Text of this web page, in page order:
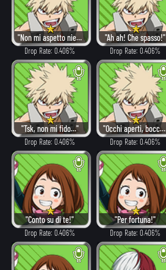
"Non mi aspetto niente da te, o quasi."
Drop Rate: 0.406%
"Ah ah! Che spasso!"
Drop Rate: 0.406%
"Tsk, non mi fido..."
Drop Rate: 0.406%
"Occhi aperti, bocca chiusa, e dietro a me!"
Drop Rate: 0.406%
"Conto su di te!"
Drop Rate: 0.406%
"Per fortuna!"
Drop Rate: 0.406%